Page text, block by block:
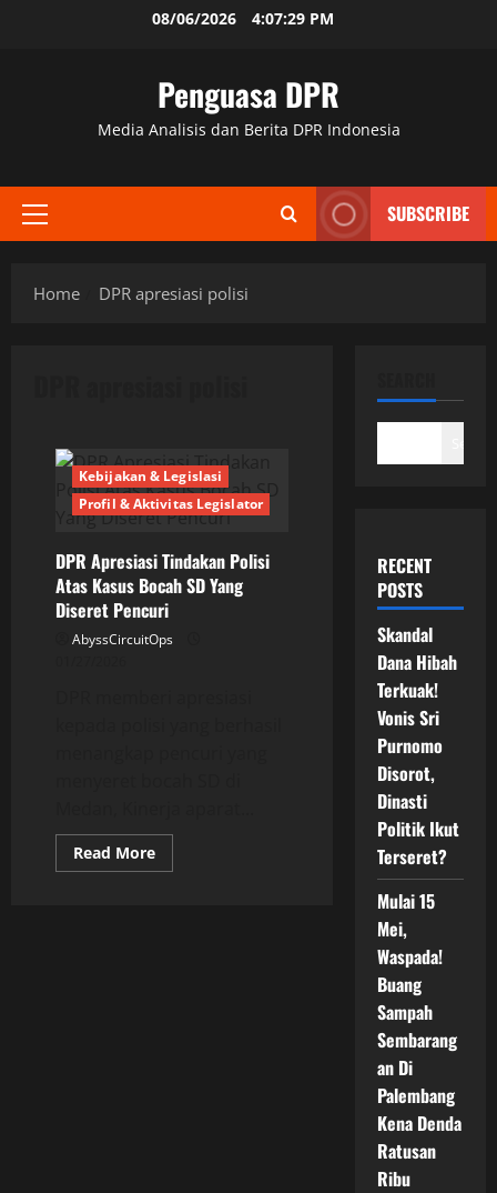
08/06/2026 4:07:29 PM
Penguasa DPR
Media Analisis dan Berita DPR Indonesia
Primary
SUBSCRIBE
Home DPR apresiasi polisi
Kebijakan & Legislasi
Profil & Aktivitas Legislator
DPR Apresiasi Tindakan Polisi
Atas Kasus Bocah SD Yang
Diseret Pencuri
AbyssCircuitOps
Read MoreRead
more
RECENT
POSTS
Skandal
Dana Hibah
Terkuak!
Vonis Sri
Purnomo
Disorot,
Dinasti
Politik Ikut
Terseret?
Mulai 15
Mei,
Waspada!
Buang
Sampah
Sembarang
an Di
Palembang
Kena Denda
Ratusan
Ribu